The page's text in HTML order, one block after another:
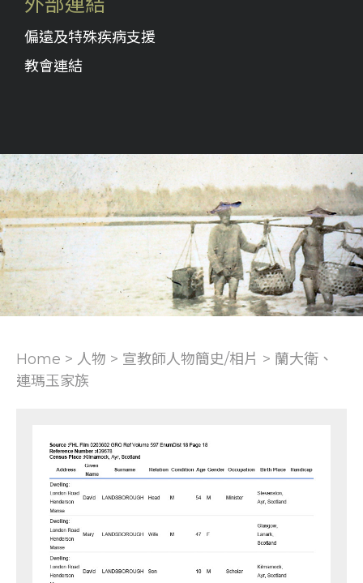
偏遠及特殊疾病支援
教會連結
Home > 人物 > 宣教師人物簡史/相片 > 蘭大衛、
連瑪玉家族